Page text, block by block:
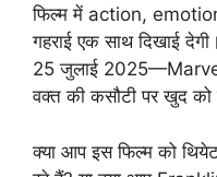
फिल्म में action,
गहराई एक साथ दिखाई देगी।
25 जुलाई
वक्त की कसौटी पर खुद को
क्या आप इस फिल्म को